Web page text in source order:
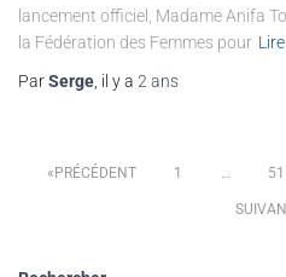
lancement officiel, Madame Anifa
la Fédération des Femmes pour
ParSerge , il y a 2 ans
PRÉCÉDENT 1 51